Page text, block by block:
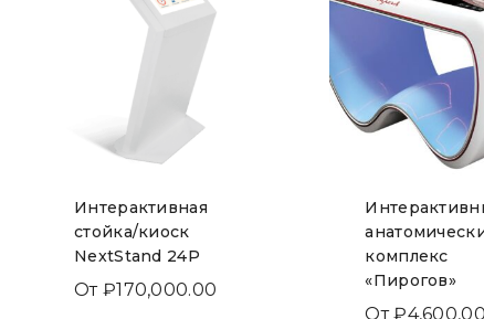
Интерактивная
стойка/киоск
NextStand 24P
От ₽170,000.00
комплекс
«Пирогов»
От₽